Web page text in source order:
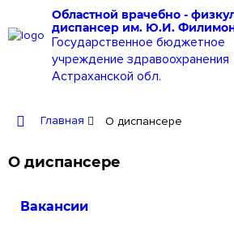
Областной врачебно -
диспансер им. Ю.И.
Государственное бюджетное
учреждение здравоохранения
Астраханской обл.
Главная О диспансере
О диспансере
Вакансии